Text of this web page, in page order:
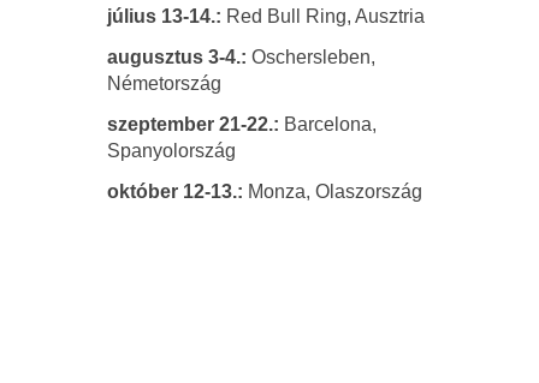
július 13-14.: Red Bull Ring, Ausztria
augusztus 3-4.: Oschersleben,
Németország
szeptember 21-22.: Barcelona,
Spanyolország
október 12-13.: Monza, Olaszország